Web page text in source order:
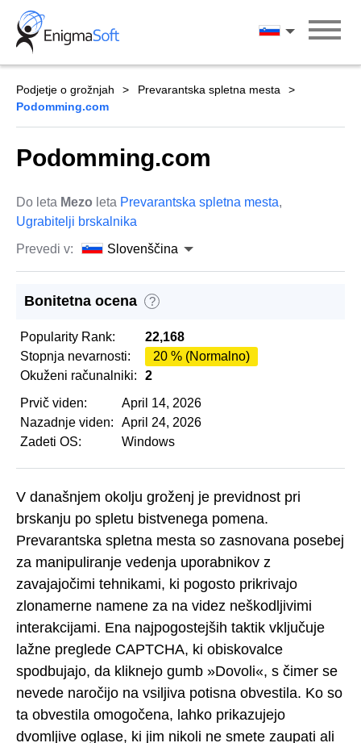
Skip
content
Slovenščina
Podjetje o grožnjah
Prevarantska spletna mesta
Podomming.com
Podomming.com
Do leta Mezo leta Prevarantska spletna mesta,
Ugrabitelji brskalnika
Prevedi v:
Slovenščina
Bonitetna ocena ?
Popularity Rank:
22,168
Stopnja nevarnosti:
20 % (Normalno)
Okuženi računalniki:
2
Prvič viden:
April 14, 2026
Nazadnje viden:
April 24, 2026
Zadeti OS:
Windows
V današnjem okolju groženj je previdnost pri
brskanju po spletu bistvenega pomena.
Prevarantska spletna mesta so zasnovana posebej
za manipuliranje vedenja uporabnikov z
zavajajočimi tehnikami, ki pogosto prikrivajo
zlonamerne namene za na videz neškodljivimi
interakcijami. Ena najpogostejših taktik vključuje
lažne preglede CAPTCHA, ki obiskovalce
spodbujajo, da kliknejo gumb »Dovoli«, s čimer se
nevede naročijo na vsiljiva potisna obvestila. Ko so
ta obvestila omogočena, lahko prikazujejo
dvomljive oglase, ki jim nikoli ne smete zaupati ali